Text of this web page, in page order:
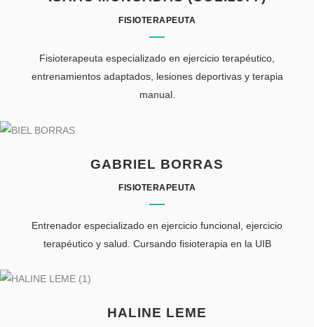
FISIOTERAPEUTA
Fisioterapeuta especializado en ejercicio terapéutico,
entrenamientos adaptados, lesiones deportivas y terapia
manual.
GABRIEL BORRAS
FISIOTERAPEUTA
Entrenador especializado en ejercicio funcional, ejercicio
terapéutico y salud. Cursando fisioterapia en la UIB
HALINE LEME